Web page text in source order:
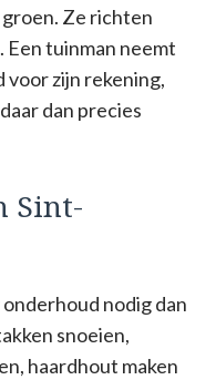
Ze richten
Een tuinman neemt
zijn rekening,
dan precies
Sint-
nodig dan
snoeien,
haardhout maken